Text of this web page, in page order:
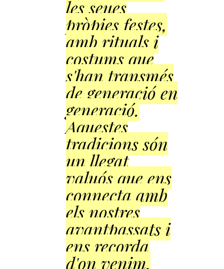
les seues
pròpies festes,
amb rituals i
costums que
s'han transmés
de generació en
generació.
Aquestes
tradicions són
un llegat
valuós que ens
connecta amb
els nostres
avantpassats i
ens recorda
d'on venim.